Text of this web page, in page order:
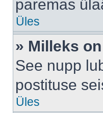
paremas
Üles
» Milleks
See nupp
postituse
Üles